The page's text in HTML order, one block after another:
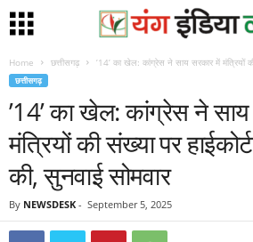
Home छत्तीसगढ़ ’14’ का खेल: कांग्रेस ने साय सरकार में मंत्रियों
छत्तीसगढ़
’14’ का खेल: कांग्रेस ने
मंत्रियों की संख्या पर
की, सुनवाई सोमवार
By NEWSDESK - September 5, 2025